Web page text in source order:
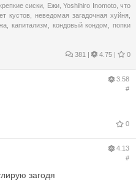
сиски Ежи,Yoshihiro Inomoto,что
кустов неведомая загадочная хуйня
,капитализм кондовый кондом ,попки
381 | 4.75 | 0
3.58
#
0
4.13
#
загодя